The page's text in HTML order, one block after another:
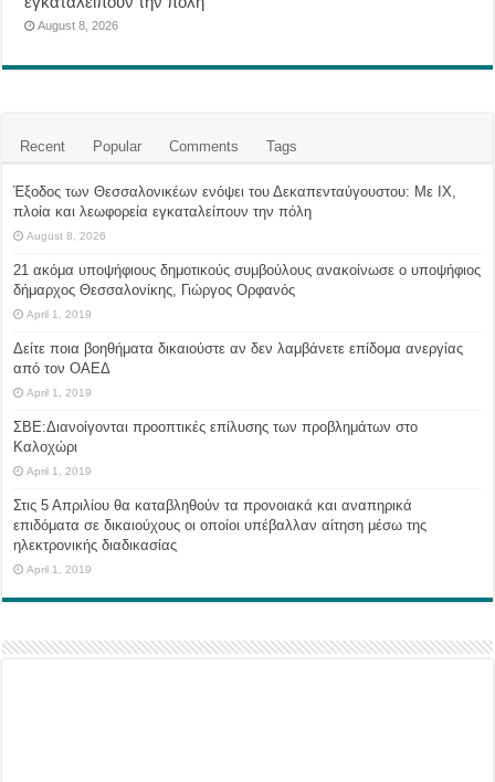
August 8, 2026
Recent Popular Comments Tags
Έξοδος των Θεσσαλονικέων ενόψει του Δεκαπενταύγουστου: Με ΙΧ,
πλοία και λεωφορεία εγκαταλείπουν την πόλη
August 8, 2026
21 ακόμα υποψήφιους δημοτικούς συμβούλους ανακοίνωσε ο υποψήφιος
δήμαρχος Θεσσαλονίκης, Γιώργος Ορφανός
April 1, 2019
Δείτε ποια βοηθήματα δικαιούστε αν δεν λαμβάνετε επίδομα ανεργίας
από τον ΟΑΕΔ
April 1, 2019
ΣΒΕ:Διανοίγονται προοπτικές επίλυσης των προβλημάτων στο
Καλοχώρι
April 1, 2019
Στις 5 Απριλίου θα καταβληθούν τα προνοιακά και αναπηρικά
επιδόματα σε δικαιούχους οι οποίοι υπέβαλλαν αίτηση μέσω της
ηλεκτρονικής διαδικασίας
April 1, 2019